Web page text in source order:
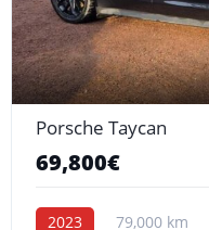
Porsche Taycan
69,800€
2023 79,000 km